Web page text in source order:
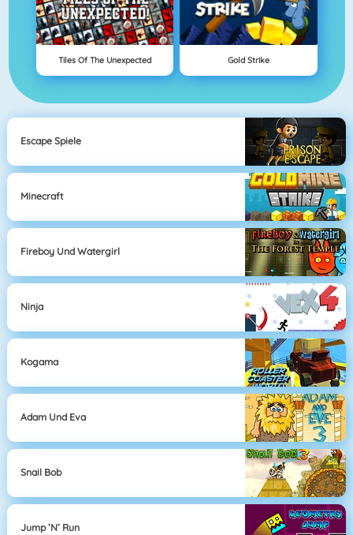
Tiles Of The Unexpected Gold Strike
Escape Spiele
Minecraft
Fireboy Und Watergirl
Ninja
Kogama
Adam Und Eva
Snail Bob
Jump ’n’ Run